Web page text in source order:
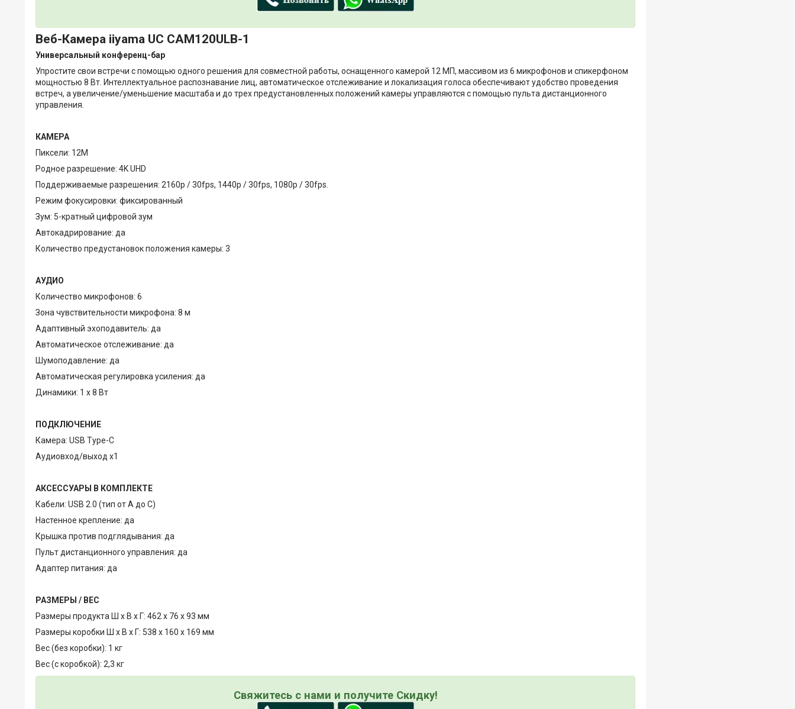
Веб-Камера iiyama UC CAM120ULB-1
Универсальный конференц-бар
Упростите свои встречи с помощью одного решения для совместной работы, оснащенного камерой 12 МП, массивом из 6 микрофонов и спикерфоном
мощностью 8 Вт. Интеллектуальное распознавание лиц, автоматическое отслеживание и локализация голоса обеспечивают удобство проведения
встреч, а увеличение/уменьшение масштаба и до трех предустановленных положений камеры управляются с помощью пульта дистанционного
управления.
КАМЕРА
Пиксели: 12M
Родное разрешение: 4K UHD
Поддерживаемые разрешения: 2160p / 30fps, 1440p / 30fps, 1080p / 30fps.
Режим фокусировки: фиксированный
Зум: 5-кратный цифровой зум
Автокадрирование: да
Количество предустановок положения камеры: 3
АУДИО
Количество микрофонов: 6
Зона чувствительности микрофона: 8 м
Адаптивный эхоподавитель: да
Автоматическое отслеживание: да
Шумоподавление: да
Автоматическая регулировка усиления: да
Динамики: 1 х 8 Вт
ПОДКЛЮЧЕНИЕ
Камера: USB Type-C
Аудиовход/выход x1
АКСЕССУАРЫ В КОМПЛЕКТЕ
Кабели: USB 2.0 (тип от A до C)
Настенное крепление: да
Крышка против подглядывания: да
Пульт дистанционного управления: да
Адаптер питания: да
РАЗМЕРЫ / ВЕС
Размеры продукта Ш x В x Г: 462 x 76 x 93 мм
Размеры коробки Ш x В x Г: 538 x 160 x 169 мм
Вес (без коробки): 1 кг
Вес (с коробкой): 2,3 кг
Свяжитесь с нами и получите Скидку!